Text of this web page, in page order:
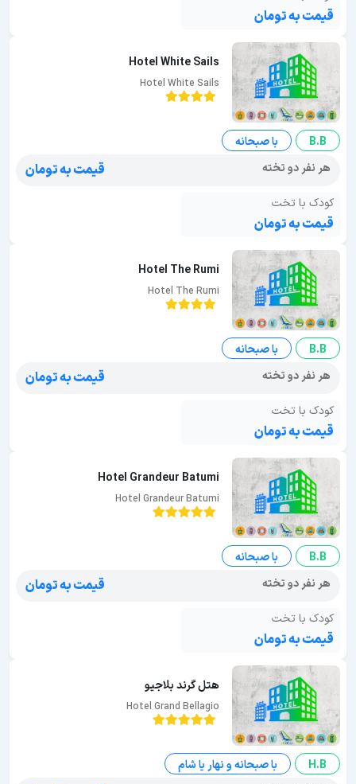
قیمت به تومان
Hotel White Sails
Hotel White Sails
B.B
با صبحانه
هر نفر دو تخته
قیمت به تومان
کودک با تخت
قیمت به تومان
Hotel The Rumi
Hotel The Rumi
B.B
با صبحانه
هر نفر دو تخته
قیمت به تومان
کودک با تخت
قیمت به تومان
Hotel Grandeur Batumi
Hotel Grandeur Batumi
B.B
با صبحانه
هر نفر دو تخته
قیمت به تومان
کودک با تخت
قیمت به تومان
هتل گرند بلاجیو
Hotel Grand Bellagio
H.B
با صبحانه و نهار یا شام